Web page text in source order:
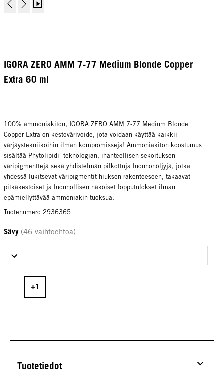
IGORA ZERO AMM 7-77 Medium Blonde Copper
Extra 60 ml
100% ammoniakiton, IGORA ZERO AMM 7-77 Medium Blonde
Copper Extra on kestovärivoide, jota voidaan käyttää kaikkii
värjäystekniikoihin ilman kompromisseja! Ammoniakiton koostumus
sisältää Phytolipidi -teknologian, ihanteellisen sekoituksen
väripigmenttejä sekä yhdistelmän pilkottuja luonnonöljyjä, jotka
yhdessä lukitsevat väripigmentit hiuksen rakenteeseen, takaavat
pitkäkestoiset ja luonnollisen näköiset lopputulokset ilman
epämiellyttävää ammoniakin tuoksua.
Tuotenumero 2936365
Sävy (46 vaihtoehtoa)
Tuotetiedot